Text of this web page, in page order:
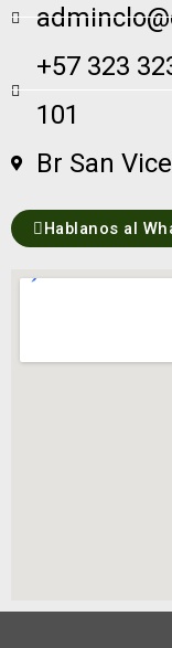
+57 323
101
Br San
Hablanos al